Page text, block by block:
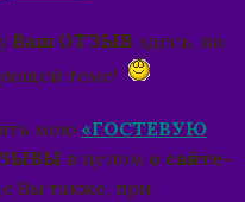
Ваш ОТЗЫВ здесь, на
теме!
мою «ГОСТЕВУЮ
в целом о сайте-
Вы также, при